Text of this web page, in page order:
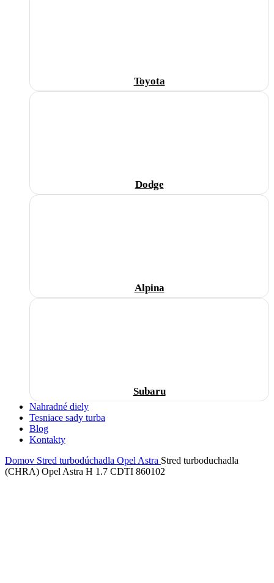
Toyota
Dodge
Alpina
Subaru
Nahradné diely
Tesniace sady turba
Blog
Kontakty
Domov Stred turbodúchadla Opel Astra Stred turboduchadla
(CHRA) Opel Astra H 1.7 CDTI 860102